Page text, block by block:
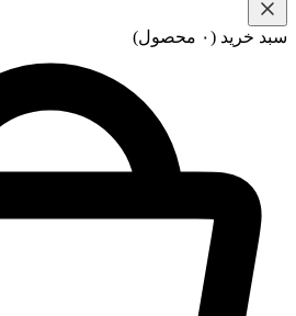
سبد خرید (۰ محصول)